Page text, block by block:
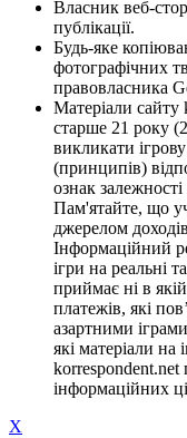
Власник веб-
публікації.
Будь-яке
фотографічних
правовласника
Матеріали сайту
старше 21 року
викликати
(принципів)
ознак залежності
Пам'ятайте, що
джерелом
Інформаційний
ігри на реальні
приймає ні в
платежів, які
азартними
які матеріали на
інформаційних
X